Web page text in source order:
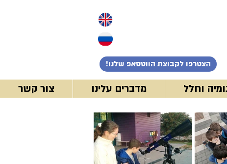
!הצטרפו לקבוצת הווטסאפ שלנו
וחלל מדברים עלינו צור קשר